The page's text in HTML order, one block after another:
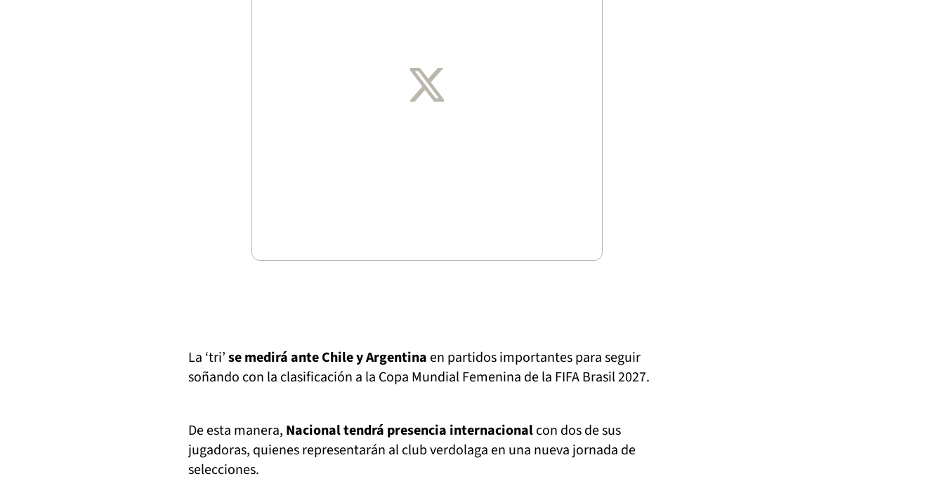
La ‘tri’se medirá ante Chile y Argentina en partidos importantes para seguir
soñando con la clasificación a la Copa Mundial Femenina de la FIFA Brasil 2027.
De esta manera, Nacional tendrá presencia internacionalcon dos de sus
jugadoras, quienes representarán al club verdolaga en una nueva jornada de
selecciones.